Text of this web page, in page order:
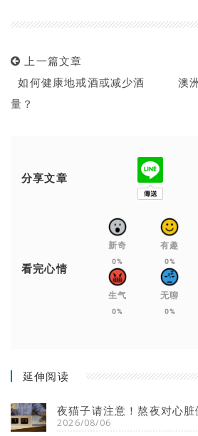
上一篇文章
如何健康地戒酒或减少酒
量？
澳
分享文章
看完心情
新奇
0%
有趣
0%
生气
0%
无聊
0%
延伸阅读
夜猫子请注意！熬夜对心
2026/08/06